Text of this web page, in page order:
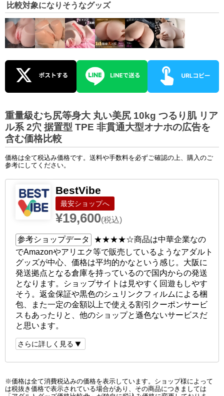
比較対象になりそうなグッズ
重量級むち尻等身大 丸い美尻 10kg つるり肌 リア
ル系 2穴 据置型 TPE 非貫通大型オナホの広告を
含む価格比較
価格は全て税込み価格です。送料や手数料を必ずご確認の上、購入のご
参考にしてください。
BestVibe
ショップへ
¥19,600(税込)
参考ショップデータ ★★★★☆商品は中華企業なの
でAmazonやアリエク等で販売しているようなアダルト
グッズが中心、価格は平均的かなという感じ。大阪に
発送拠点となる倉庫を持っているので国内からの発送
となります。ショップサイトは見やすく回遊もしやす
そう。返金保証や黒色のシュリンクフィルムによる梱
包、また一定の金額以上で使える割引クーポンサービ
スもあったりと、他のショップと遜色ないサービスだ
と思います。
さらに詳しく見る
※価格は全て消費税込みの価格を表示しています。ショップ様によって
は税抜き価格で表示されている場合があり、その商品につきましては